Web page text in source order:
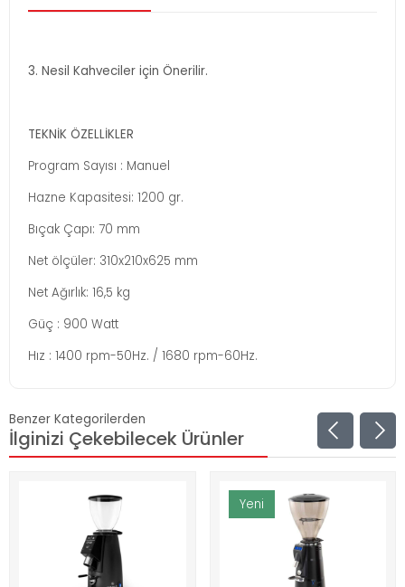
3. Nesil Kahveciler için Önerilir.
TEKNİK ÖZELLİKLER
Program Sayısı : Manuel
Hazne Kapasitesi: 1200 gr.
Bıçak Çapı: 70 mm
Net ölçüler: 310x210x625 mm
Net Ağırlık: 16,5 kg
Güç : 900 Watt
Hız : 1400 rpm-50Hz. / 1680 rpm-60Hz.
Benzer Kategorilerden
İlginizi Çekebilecek Ürünler
Yeni